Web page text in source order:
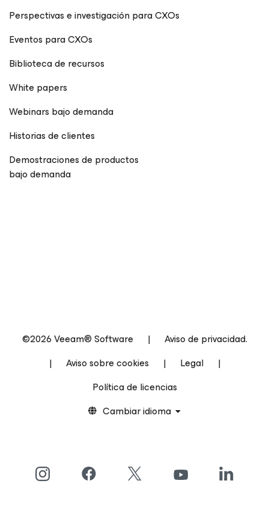
Perspectivas e investigación para CXOs
Eventos para CXOs
Biblioteca de recursos
White papers
Webinars bajo demanda
Historias de clientes
Demostraciones de productos
bajo demanda
©2026 Veeam® Software |
Aviso de privacidad.
|
Aviso sobre cookies | Legal
|
Política de licencias
Cambiar idioma